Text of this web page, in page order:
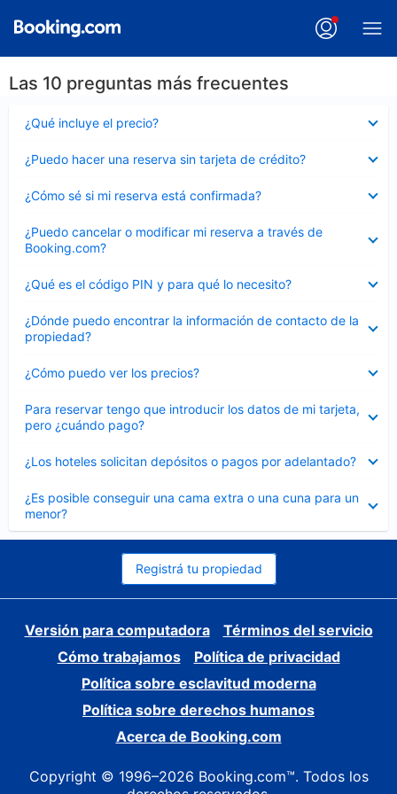
Las 10 preguntas más frecuentes
¿Qué incluye el precio?
cerrado
¿Puedo hacer una reserva sin tarjeta de crédito?
cerrado
¿Cómo sé si mi reserva está confirmada?
cerrado
¿Puedo cancelar o modificar mi reserva a través de
Booking.com?
cerrado
¿Qué es el código PIN y para qué lo necesito?
cerrado
¿Dónde puedo encontrar la información de contacto de la
propiedad?
cerrado
¿Cómo puedo ver los precios?
cerrado
Para reservar tengo que introducir los datos de mi tarjeta,
pero ¿cuándo pago?
cerrado
¿Los hoteles solicitan depósitos o pagos por adelantado?
cerrado
¿Es posible conseguir una cama extra o una cuna para un
menor?
cerrado
Registrá tu propiedad
Versión para computadora
Términos del servicio
Cómo trabajamos
Política de privacidad
Política sobre esclavitud moderna
Política sobre derechos humanos
Acerca de Booking.com
Copyright © 1996–2026 Booking.com™. Todos los